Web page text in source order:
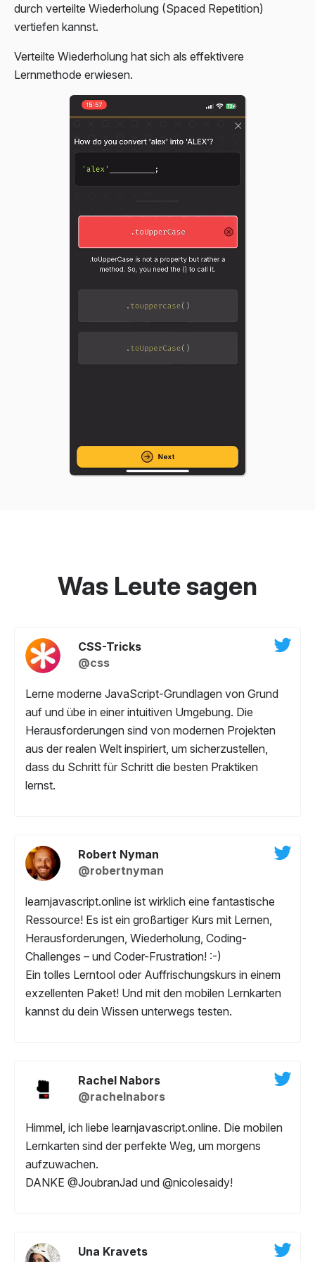
durch verteilte Wiederholung (Spaced Repetition)
vertiefen kannst.
Verteilte Wiederholung hat sich als effektivere
Lernmethode erwiesen.
Was Leute sagen
CSS-Tricks
@css
Lerne moderne JavaScript-Grundlagen von Grund
auf und übe in einer intuitiven Umgebung. Die
Herausforderungen sind von modernen Projekten
aus der realen Welt inspiriert, um sicherzustellen,
dass du Schritt für Schritt die besten Praktiken
lernst.
Robert Nyman
@robertnyman
learnjavascript.online ist wirklich eine fantastische
Ressource! Es ist ein großartiger Kurs mit Lernen,
Herausforderungen, Wiederholung, Coding-
Challenges – und Coder-Frustration! :-)
Ein tolles Lerntool oder Auffrischungskurs in einem
exzellenten Paket! Und mit den mobilen Lernkarten
kannst du dein Wissen unterwegs testen.
Rachel Nabors
@rachelnabors
Himmel, ich liebe learnjavascript.online. Die mobilen
Lernkarten sind der perfekte Weg, um morgens
aufzuwachen.
DANKE @JoubranJad und @nicolesaidy!
Una Kravets